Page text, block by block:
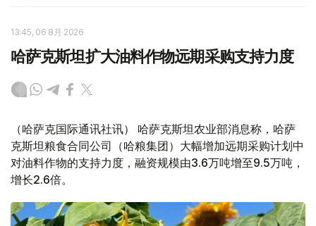
13:45, 06 8月 2026
哈萨克斯坦扩大油料作物远期采购支持力度
（哈萨克国际通讯社讯） 哈萨克斯坦农业部消息称，哈萨
克斯坦粮食合同公司（哈粮集团）大幅增加远期采购计划中
对油料作物的支持力度，融资规模由3.6万吨增至9.5万吨，
增长2.6倍。